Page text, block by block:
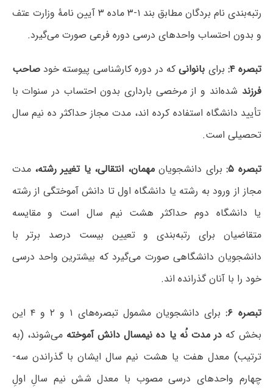
رتبه‌بندی نام بردگان مطابق بند ۱-۳ ماده ۳ آیین نامۀ وزارت عتف
و بدون احتساب واحدهای درسی دوره فرعی صورت می‌گیرد.
تبصره ۴: برای بانوانیکه در دوره کارشناسی پیوسته خودصاحب
فرزند شده‌اند و از مرخصی بارداری بدون احتساب در سنوات با
تأیید دانشگاه استفاده کرده اند، مدت مجاز حداکثر ده نیم سال
تحصیلی است.
تبصره ۵: برای دانشجویانمهمان، انتقالی، یا تغییر رشته، مدت
مجاز از ورود به رشته یا دانشگاه اول تا دانش آموختگی از رشته
یا دانشگاه دوم حداکثر هشت نیم سال است و مقایسه
متقاضیان برای رتبه‌بندی و تعیین بیست درصد برتر با
دانشجویان دانشگاهی صورت می‌گیرد که بیشترین واحد درسی
خود را با آنان گذرانده اند.
تبصره ۶:
برای دانشجویان مشمول تبصره‌های ۱ و ۲ و ۴ این
بخش که در مدت نُه یا ده نیمسال دانش آموخته می‌شوند، (به
ترتیب) معدل هفت یا هشت نیم سال ایشان با گذراندن سه-
چهارم واحدهای درسی مصوب با معدل شش نیم سالِ اولِ